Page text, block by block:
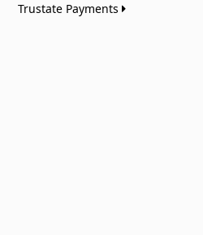
Trustate Payments